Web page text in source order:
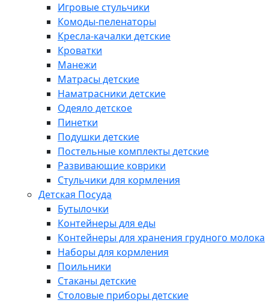
Игровые стульчики
Комоды-пеленаторы
Кресла-качалки детские
Кроватки
Манежи
Матрасы детские
Наматрасники детские
Одеяло детское
Пинетки
Подушки детские
Постельные комплекты детские
Развивающие коврики
Стульчики для кормления
Детская Посуда
Бутылочки
Контейнеры для еды
Контейнеры для хранения грудного молока
Наборы для кормления
Поильники
Стаканы детские
Столовые приборы детские